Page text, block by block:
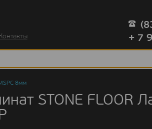
+ 7
8мм
STONE FLOOR